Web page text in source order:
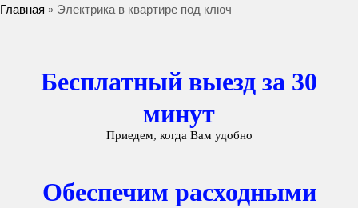
Главная » Электрика в квартире под ключ
Бесплатный выезд за 30
минут
Приедем, когда Вам удобно
Обеспечим расходными